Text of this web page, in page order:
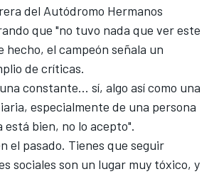
del Autódromo Hermanos
que "no tuvo nada que ver este
hecho, el campeón señala un
de críticas.
constante... sí, algo así como una
especialmente de una persona
bien, no lo acepto".
el pasado. Tienes que seguir
sociales son un lugar muy tóxico, y